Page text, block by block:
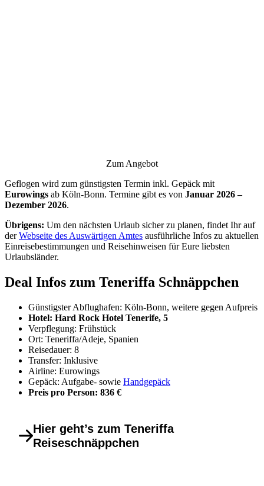
Zum Angebot
Geflogen wird zum günstigsten Termin inkl. Gepäck mit
Eurowings ab Köln-Bonn. Termine gibt es von Januar 2026 –
Dezember 2026.
Übrigens: Um den nächsten Urlaub sicher zu planen, findet Ihr auf
derWebseite des Auswärtigen Amtes ausführliche Infos zu aktuellen
Einreisebestimmungen und Reisehinweisen für Eure liebsten
Urlaubsländer.
Deal Infos zum Teneriffa Schnäppchen
Günstigster Abflughafen: Köln-Bonn, weitere gegen Aufpreis
Hotel: Hard Rock Hotel Tenerife, 5
Verpflegung: Frühstück
Ort: Teneriffa/Adeje, Spanien
Reisedauer: 8
Transfer: Inklusive
Airline: Eurowings
Gepäck: Aufgabe- sowie Handgepäck
Preis pro Person: 836 €
Hier geht’s zum Teneriffa
Reiseschnäppchen